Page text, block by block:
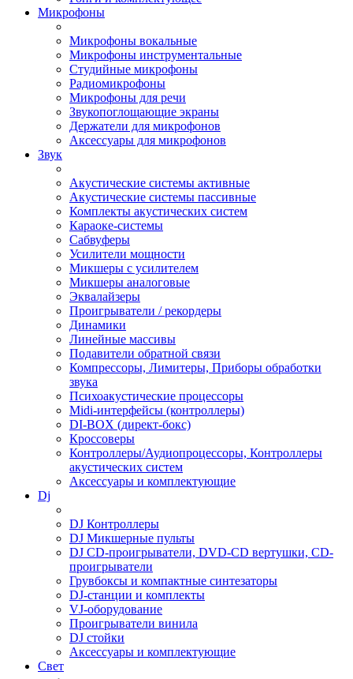
Микрофоны
Микрофоны вокальные
Микрофоны инструментальные
Студийные микрофоны
Радиомикрофоны
Микрофоны для речи
Звукопоглощающие экраны
Держатели для микрофонов
Аксессуары для микрофонов
Звук
Акустические системы активные
Акустические системы пассивные
Комплекты акустических систем
Караоке-системы
Сабвуферы
Усилители мощности
Микшеры с усилителем
Микшеры аналоговые
Эквалайзеры
Проигрыватели / рекордеры
Динамики
Линейные массивы
Подавители обратной связи
Компрессоры, Лимитеры, Приборы обработки
звука
Психоакустические процессоры
Midi-интерфейсы (контроллеры)
DI-BOX (директ-бокс)
Кроссоверы
Контроллеры/Аудиопроцессоры, Контроллеры
акустических систем
Аксессуары и комплектующие
Dj
DJ Контроллеры
DJ Микшерные пульты
DJ CD-проигрыватели, DVD-CD вертушки, CD-
проигрыватели
Грувбоксы и компактные синтезаторы
DJ-станции и комплекты
VJ-оборудование
Проигрыватели винила
DJ стойки
Аксессуары и комплектующие
Свет